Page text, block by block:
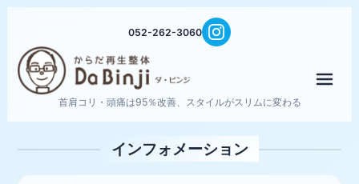
052-262-3060
首肩コリ・頭痛は95％改善、スタイルがスリムに変わる
インフォメーション